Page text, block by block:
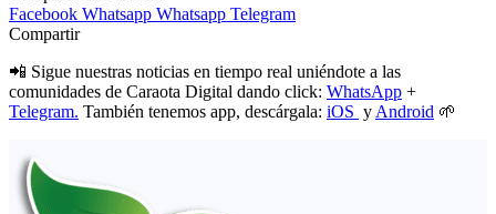
Facebook Whatsapp Whatsapp Telegram
Compartir
📲 Sigue nuestras noticias en tiempo real uniéndote a las
comunidades de Caraota Digital dando click: WhatsApp +
Telegram. También tenemos app, descárgala: iOS y Android 🌱